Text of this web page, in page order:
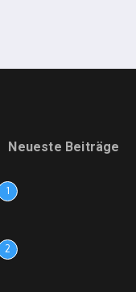
Neueste Beiträge
1
2